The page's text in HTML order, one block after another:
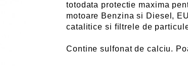
totodata protectie maxima
motoare Benzina si Diesel,
catalitice si filtrele de
Contine sulfonat de calciu.